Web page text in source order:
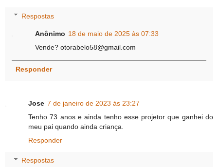
Respostas
Anônimo 18 de maio de 2025 às 07:33
Vende? otorabelo58@gmail.com
Responder
Jose 7 de janeiro de 2023 às 23:27
Tenho 73 anos e ainda tenho esse projetor que ganhei do
meu pai quando ainda criança.
Responder
Respostas